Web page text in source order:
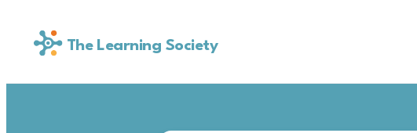
The Learning Society